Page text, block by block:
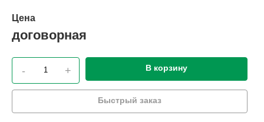
Цена
договорная
- + В корзину
Быстрый заказ